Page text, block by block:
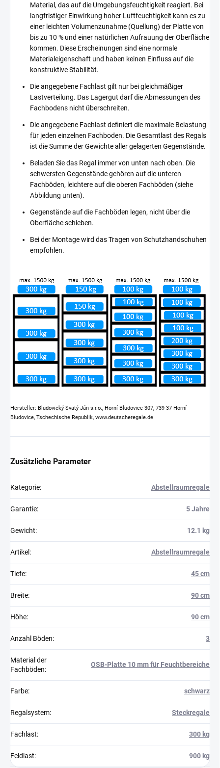
Material, das auf die Umgebungsfeuchtigkeit reagiert. Bei
langfristiger Einwirkung hoher Luftfeuchtigkeit kann es zu
einer leichten Volumenzunahme (Quellung) der Platte von
bis zu 10 % und einer natürlichen Aufrauung der Oberfläche
kommen. Diese Erscheinungen sind eine normale
Materialeigenschaft und haben keinen Einfluss auf die
konstruktive Stabilität.
Die angegebene Fachlast gilt nur bei gleichmäßiger
Lastverteilung. Das Lagergut darf die Abmessungen des
Fachbodens nicht überschreiten.
Die angegebene Fachlast definiert die maximale Belastung
für jeden einzelnen Fachboden. Die Gesamtlast des Regals
ist die Summe der Gewichte aller gelagerten Gegenstände.
Beladen Sie das Regal immer von unten nach oben. Die
schwersten Gegenstände gehören auf die unteren
Fachböden, leichtere auf die oberen Fachböden (siehe
Abbildung unten).
Gegenstände auf die Fachböden legen, nicht über die
Oberfläche schieben.
Bei der Montage wird das Tragen von Schutzhandschuhen
empfohlen.
Hersteller: Bludovický Svatý Ján s.r.o., Horní Bludovice 307, 739 37 Horní
Bludovice, Tschechische Republik, www.deutscheregale.de
Zusätzliche Parameter
Kategorie: Abstellraumregale
Garantie: 5 Jahre
Gewicht: 12.1 kg
Artikel : Abstellraumregale
Tiefe: 45 cm
Breite: 90 cm
Höhe: 90 cm
Anzahl Böden: 3
Material der
Fachböden:
OSB-Platte 10 mm für Feuchtbereiche
Farbe: schwarz
Regalsystem: Steckregale
Fachlast: 300 kg
Feldlast: 900 kg